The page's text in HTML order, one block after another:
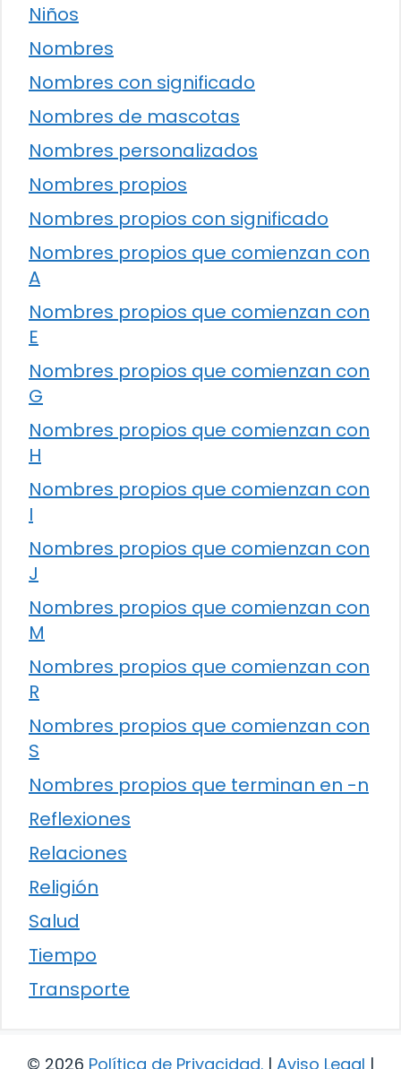
Niños
Nombres
Nombres con significado
Nombres de mascotas
Nombres personalizados
Nombres propios
Nombres propios con significado
Nombres propios que comienzan con
A
Nombres propios que comienzan con
E
Nombres propios que comienzan con
G
Nombres propios que comienzan con
H
Nombres propios que comienzan con
I
Nombres propios que comienzan con
J
Nombres propios que comienzan con
M
Nombres propios que comienzan con
R
Nombres propios que comienzan con
S
Nombres propios que terminan en -n
Reflexiones
Relaciones
Religión
Salud
Tiempo
Transporte
© 2026 Política de Privacidad. | Aviso Legal |